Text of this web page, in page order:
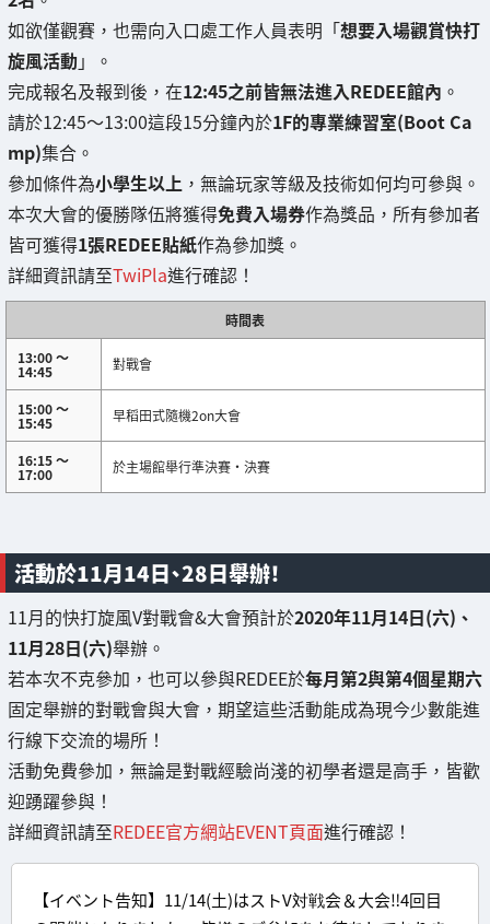
如欲僅觀賽，也需向入口處工作人員表明「想要入場觀賞快打
旋風活動」。
完成報名及報到後，在12:45之前皆無法進入REDEE館內 。
請於12:45～13:00這段15分鐘內於1F的專業練習室(Boot Ca
mp)集合。
參加條件為小學生以上 ，無論玩家等級及技術如何均可參與。
本次大會的優勝隊伍將獲得免費入場券作為獎品，所有參加者
皆可獲得1張REDEE貼紙作為參加獎。
詳細資訊請至TwiPla進行確認！
時間表
13:00 ～
14:45 對戰會
15:00 ～
15:45 早稻田式隨機2on大會
16:15 ～
17:00 於主場館舉行準決賽・決賽
活動於11月14日、28日舉辦！
11月的快打旋風V對戰會&大會預計於2020年11月14日(六)、
11月28日(六)舉辦。
若本次不克參加，也可以參與REDEE於每月第2與第4個星期六
固定舉辦的對戰會與大會，期望這些活動能成為現今少數能進
行線下交流的場所！
活動免費參加，無論是對戰經驗尚淺的初學者還是高手，皆歡
迎踴躍參與！
詳細資訊請至REDEE官方網站EVENT頁面進行確認！
【イベント告知】11/14(土)はストV対戦会＆大会‼4回目